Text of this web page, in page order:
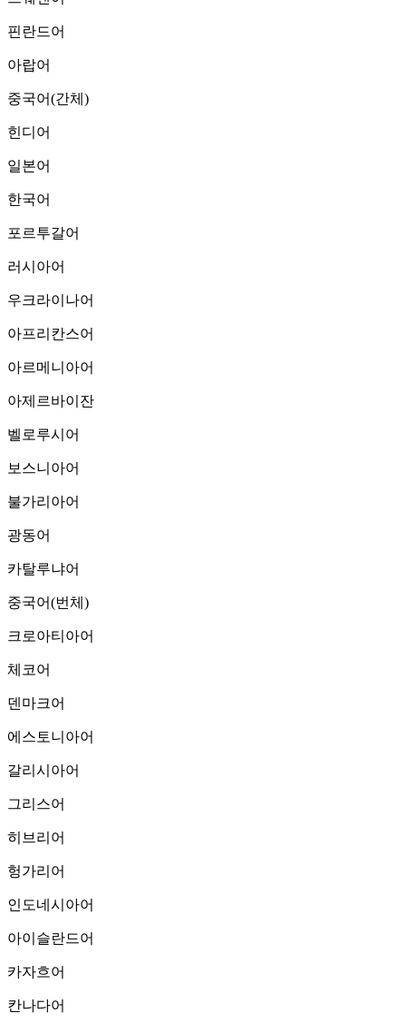
핀란드어
아랍어
중국어(간체)
힌디어
일본어
한국어
포르투갈어
러시아어
우크라이나어
아프리칸스어
아르메니아어
아제르바이잔
벨로루시어
보스니아어
불가리아어
광동어
카탈루냐어
중국어(번체)
크로아티아어
체코어
덴마크어
에스토니아어
갈리시아어
그리스어
히브리어
헝가리어
인도네시아어
아이슬란드어
카자흐어
칸나다어